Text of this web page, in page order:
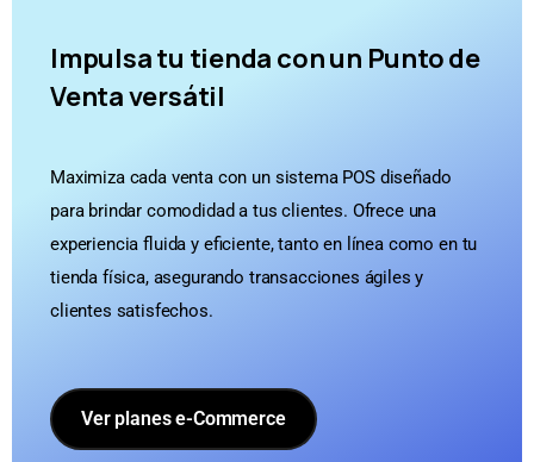
Impulsa tu tienda con un Punto de
Venta versátil
Maximiza cada venta con un sistema POS diseñado
para brindar comodidad a tus clientes. Ofrece una
experiencia fluida y eficiente, tanto en línea como en tu
tienda física, asegurando transacciones ágiles y
clientes satisfechos.
Ver planes e-Commerce